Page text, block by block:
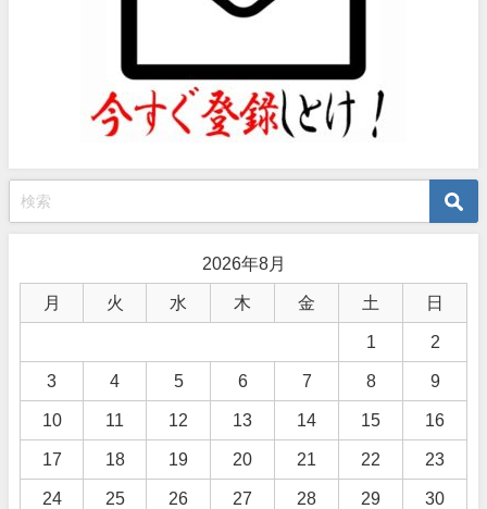
2026年8月
月 火 水 木 金 土 日
1 2
3 4 5 6 7 8 9
10 11 12 13 14 15 16
17 18 19 20 21 22 23
24 25 26 27 28 29 30